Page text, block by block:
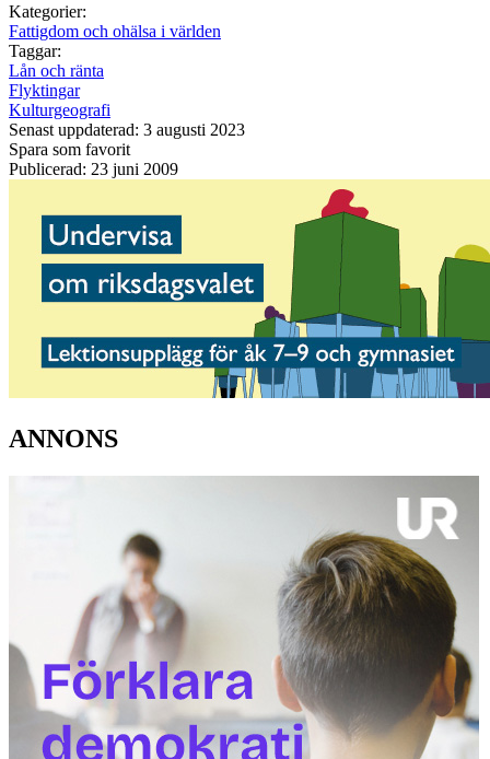
Kategorier:
Fattigdom och ohälsa i världen
Taggar:
Lån och ränta
Flyktingar
Kulturgeografi
Senast uppdaterad: 3 augusti 2023
Spara som favorit
Publicerad: 23 juni 2009
ANNONS